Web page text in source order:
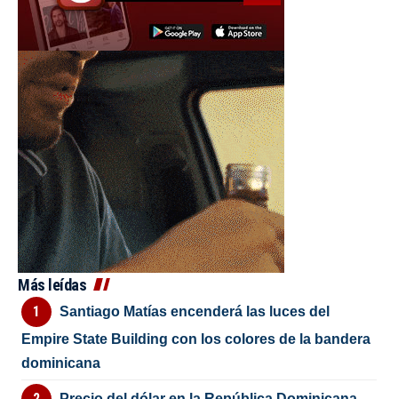
Más leídas
Santiago Matías encenderá las luces del
Empire State Building con los colores de la bandera
dominicana